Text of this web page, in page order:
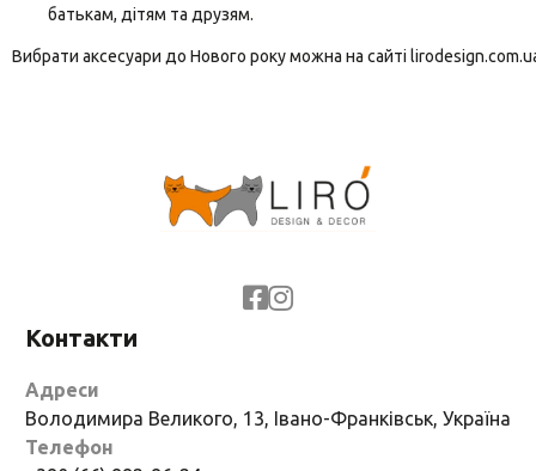
батькам, дітям та друзям.
Вибрати аксесуари до Нового року можна на сайті
Контакти
Адреси
Володимира Великого, 13, Івано-Франківськ, Україна
Телефон